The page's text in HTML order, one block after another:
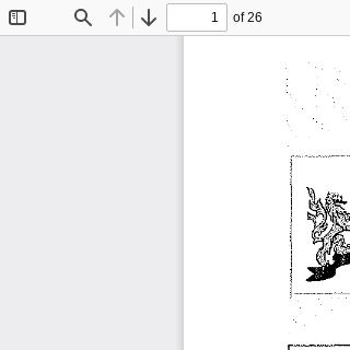
Find Previous
Next
of 26